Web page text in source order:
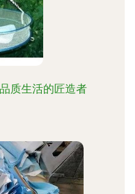
质生活的匠造者